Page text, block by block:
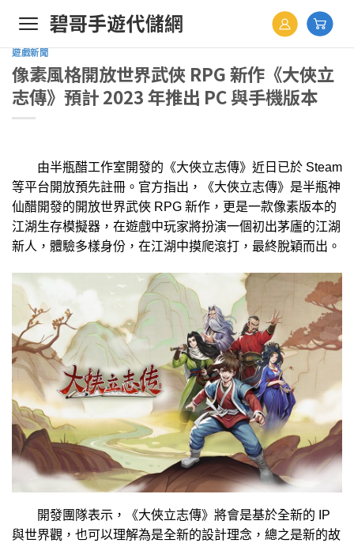
content
遊戲新聞
像素風格開放世界武俠 RPG 新作《大俠立
志傳》預計 2023 年推出 PC 與手機版本
由半瓶醋工作室開發的《大俠立志傳》近日已於 Steam
等平台開放預先註冊。官方指出，《大俠立志傳》是半瓶神
仙醋開發的開放世界武俠 RPG 新作，更是一款像素版本的
江湖生存模擬器，在遊戲中玩家將扮演一個初出茅廬的江湖
新人，體驗多樣身份，在江湖中摸爬滾打，最終脫穎而出。
開發團隊表示，《大俠立志傳》將會是基於全新的 IP
與世界觀，也可以理解為是全新的設計理念，總之是新的故